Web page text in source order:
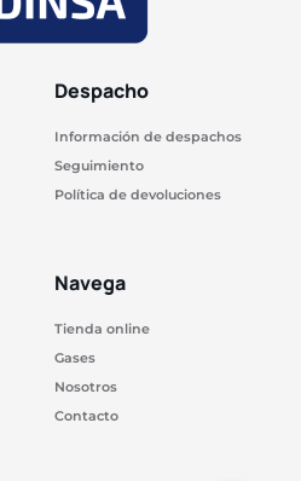
Despacho
Información de despachos
Seguimiento
Política de devoluciones
Navega
Tienda online
Gases
Nosotros
Contacto